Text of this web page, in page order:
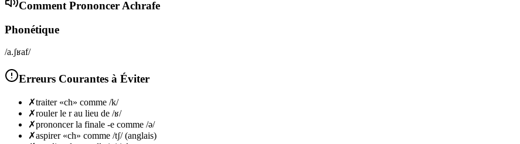
Comment Prononcer Achrafe
Phonétique
/a.ʃʁaf/
Erreurs Courantes à Éviter
✗traiter «ch» comme /k/
✗rouler le r au lieu de /ʁ/
✗prononcer la finale -e comme /ə/
✗aspirer «ch» comme /tʃ/ (anglais)